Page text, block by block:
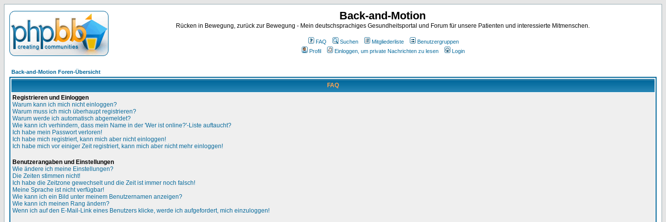
Back-and-Motion
Rücken in Bewegung, zurück zur Bewegung - Mein deutschsprachiges Gesundheitsportal und Forum für unsere Patienten und interessierte Mitmenschen.
FAQ Suchen Mitgliederliste
Benutzergruppen
Profil
Einloggen, um private Nachrichten zu lesen Login
Back-and-Motion Foren-Übersicht
FAQ
Registrieren und Einloggen
Warum kann ich mich nicht einloggen?
Warum muss ich mich überhaupt registrieren?
Warum werde ich automatisch abgemeldet?
Wie kann ich verhindern, dass mein Name in der 'Wer ist online?'-Liste auftaucht?
Ich habe mein Passwort verloren!
Ich habe mich registriert, kann mich aber nicht einloggen!
Ich habe mich vor einiger Zeit registriert, kann mich aber nicht mehr einloggen!
Benutzerangaben und Einstellungen
Wie ändere ich meine Einstellungen?
Die Zeiten stimmen nicht!
Ich habe die Zeitzone gewechselt und die Zeit ist immer noch falsch!
Meine Sprache ist nicht verfügbar!
Wie kann ich ein Bild unter meinem Benutzernamen anzeigen?
Wie kann ich meinen Rang ändern?
Wenn ich auf den E-Mail-Link eines Benutzers klicke, werde ich aufgefordert, mich einzuloggen!